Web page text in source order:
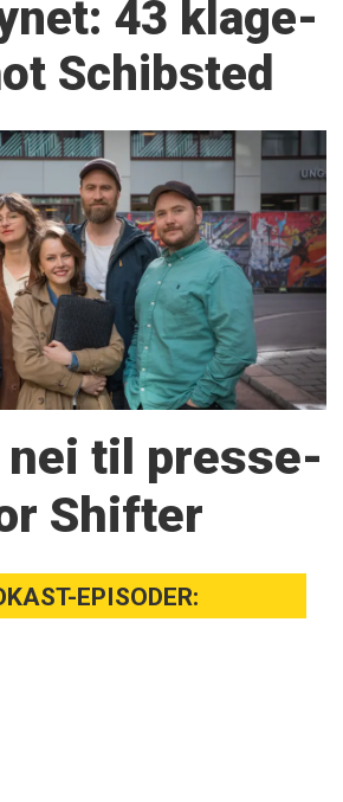
43 klage­
Schibsted
nei til presse­
Shifter
EPISODER: